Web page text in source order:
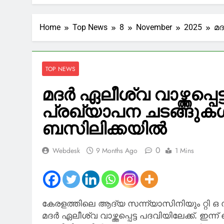
4 Minutes Ago
ക്രൈം
‘വിലകുറഞ്ഞ
‘എന്റെ
ജാള്യത
54 Minutes Ago
‘തുണ്ട്
2 Hours Ago
Home Top News 8 November 2025
TOP NEWS
മദർ ഏലീശ്വ
പ്രഖ്യാപന
ബസിലിക്കയിൽ
Webdesk 9 Months Ago 0 1 Mins
കേരളത്തിലെ ആദ്യ സന്ന്യാസിനിയും റ്റി
മദർ ഏലീശ്വ വാഴ്ത്തപ്പെട്ട